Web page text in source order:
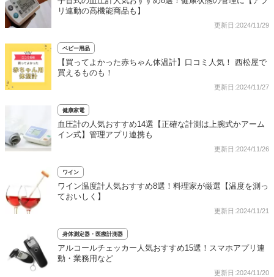
リ連動の高機能商品も】
更新日:2024/11/29
ベビー用品
【買ってよかった赤ちゃん体温計】口コミ人気！ 西松屋で
買えるものも！
更新日:2024/11/27
健康家電
血圧計の人気おすすめ14選【正確な計測は上腕式かアーム
イン式】管理アプリ連携も
更新日:2024/11/26
ワイン
ワイン温度計人気おすすめ8選！料理家が厳選【温度を測っ
ておいしく】
更新日:2024/11/21
身体測定器・医療計測器
アルコールチェッカー人気おすすめ15選！スマホアプリ連
動・業務用など
更新日:2024/11/20